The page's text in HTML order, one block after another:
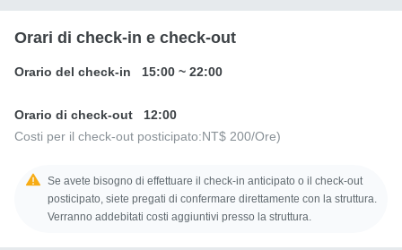
Orari di check-in e check-out
Orario del check-in 15:00 ~ 22:00
Orario di check-out
12:00
Costi per il check-out posticipato:NT$ 200/Ore)
Se avete bisogno di effettuare il check-in anticipato o il check-out
posticipato, siete pregati di confermare direttamente con la struttura.
Verranno addebitati costi aggiuntivi presso la struttura.